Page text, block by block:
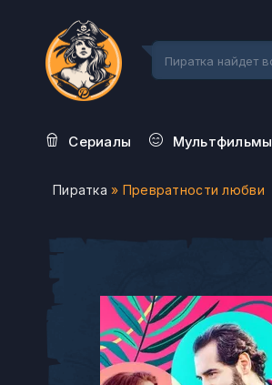
Сериалы Мультфильмы
Пиратка » Превратности любви